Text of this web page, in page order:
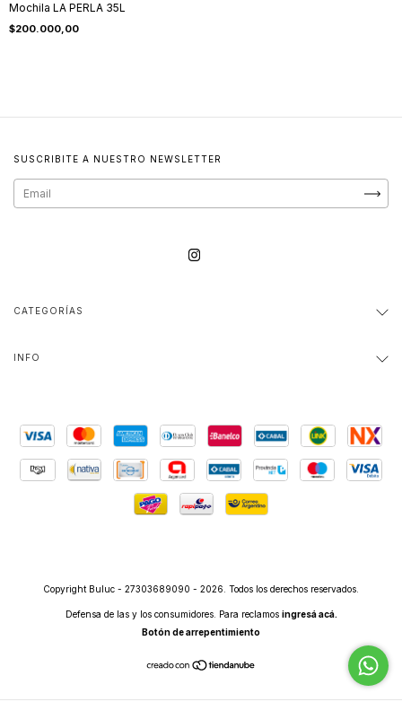
Mochila LA PERLA 35L
$200.000,00
SUSCRIBITE A NUESTRO NEWSLETTER
CATEGORÍAS
INFO
Copyright Buluc - 27303689090 - 2026. Todos los derechos reservados.
Defensa de las y los consumidores. Para reclamos ingresá acá.
Botón de arrepentimiento